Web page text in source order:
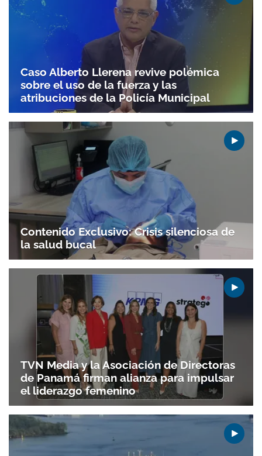
Gracias por suscribirte a nuestro boletín.
ACEPTAR
Caso Alberto Llerena revive polémica
sobre el uso de la fuerza y las
atribuciones de la Policía Municipal
Contenido Exclusivo: Crisis silenciosa de
la salud bucal
TVN Media y la Asociación de Directoras
de Panamá firman alianza para impulsar
el liderazgo femenino